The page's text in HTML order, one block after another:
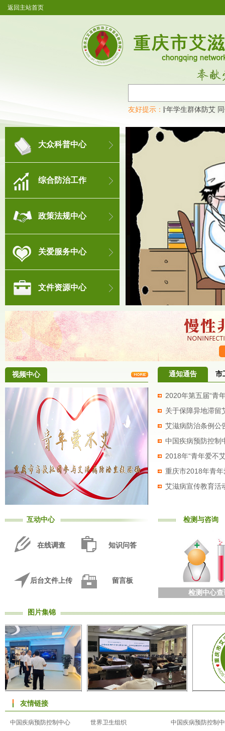
返回主站首页
友好提示：
艾滋病检测试纸 青年学生群体防艾 同
大众科普中心
综合防治工作
政策法规中心
关爱服务中心
文件资源中心
视频中心 通知通告 市
2020年第五届“青
关于保障异地滞留
药品...
艾滋病防治条例公
中国疾病预防控制
病毒...
2018年“青年爱不
重庆市2018年青
艾滋病宣传教育活
互动中心
在线调查 知识问答
后台文件上传 留言板
检测与咨询
检测中心查
图片集锦
友情链接
中国疾病预防控制中心 世界卫生组织
中国疾病预防控制